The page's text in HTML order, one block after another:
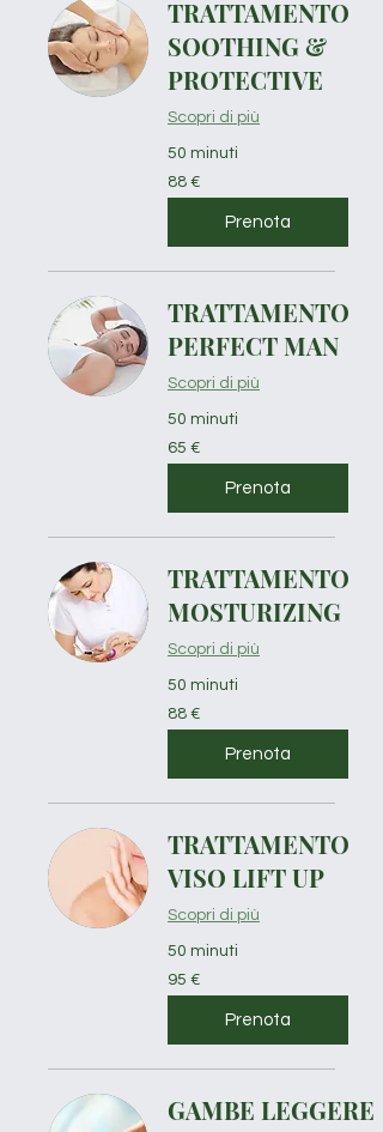
TRATTAMENTO
SOOTHING &
PROTECTIVE
Scopri di più
50 minuti
88
euro
88 €
Prenota
TRATTAMENTO
PERFECT MAN
Scopri di più
50 minuti
65
euro
65 €
Prenota
TRATTAMENTO
MOSTURIZING
Scopri di più
50 minuti
88
euro
88 €
Prenota
TRATTAMENTO
VISO LIFT UP
Scopri di più
50 minuti
95
euro
95 €
Prenota
GAMBE LEGGERE